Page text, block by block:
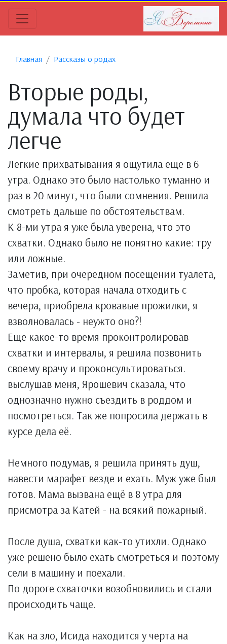
Главная Рассказы о родах
Вторые роды,
думала что будет
легче
Легкие прихватывания я ощутила еще в 6
утра. Однако это было настолько туманно и
раз в 20 минут, что были сомнения. Решила
смотреть дальше по обстоятельствам.
К 8-ми утра я уже была уверена, что это
схватки. Однако было не понятно какие: тру
или ложные.
Заметив, при очередном посещении туалета,
что пробка, которая начала отходить с
вечера, приобрела кровавые прожилки, я
взволновалась - неужто оно?!
Еще какое-то время проконтролировав
схватки и интервалы, я решила позвонить
своему врачу и проконсультироваться.
выслушав меня, Ярошевич сказала, что
однозначно нужно съездить в роддом и
посмотреться. Так же попросила держать в
курсе дела её.
Немного подумав, я решила принять душ,
навести марафет везде и ехать. Муж уже был
готов. Мама вызвана ещё в 8 утра для
присмотра за Катей - на всякий пожарный.
После душа, схватки как-то утихли. Однако
уже решено было ехать смотреться и поэтому
сели в машину и поехали.
По дороге схваточки возобновились и стали
происходить чаще.
Как на зло, Исида находится у черта на